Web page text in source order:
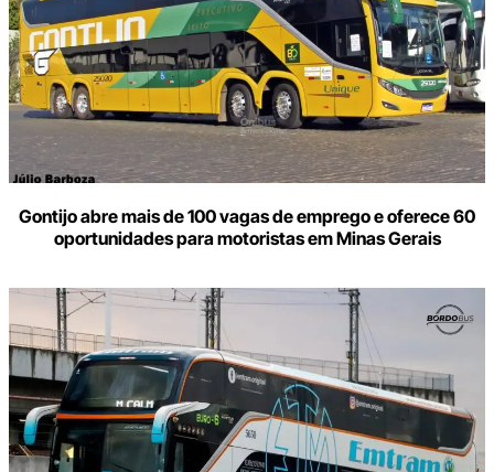
Gontijo abre mais de 100 vagas de emprego e oferece 60
oportunidades para motoristas em Minas Gerais